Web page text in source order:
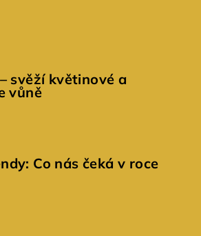
svěží květinové a
vůně
Co nás čeká v roce